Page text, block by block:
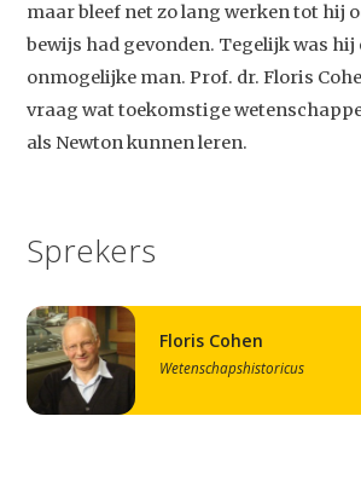
maar bleef net zo lang werken tot hij
bewijs had gevonden. Tegelijk was hij
onmogelijke man. Prof. dr. Floris
vraag wat toekomstige
als Newton kunnen leren.
Sprekers
Floris Cohen
Wetenschapshistoricus